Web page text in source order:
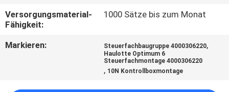
IN
VERBINDUNG
Versorgungsmaterial-
Fähigkeit:
1000 Sätze bis zum Monat
Markieren: Steuerfachbaugruppe 4000306220,
Haulotte Optimum 6
Steuerfachmontage 4000306220
, 10N Kontrollboxmontage